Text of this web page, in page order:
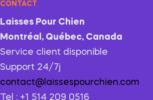
CONTACT
Laisses Pour Chien
Montréal, Québec, Canada
Service client disponible
Support 24/7j
contact@laissespourchien.com
Tel : +1 514 209 0516